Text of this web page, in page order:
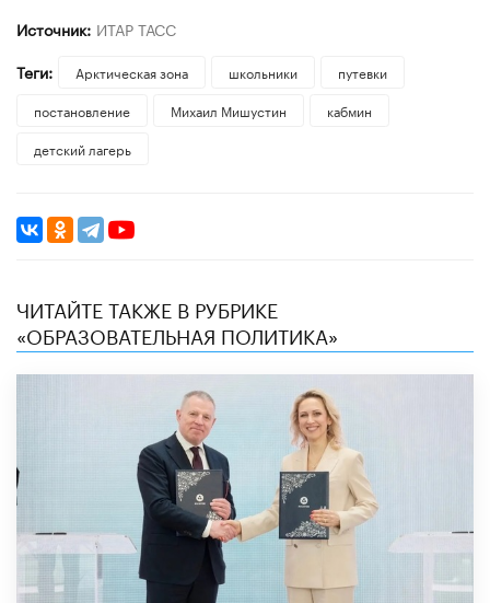
Источник: ИТАР ТАСС
Теги:
Арктическая зона школьники
путевки
постановление
Михаил Мишустин
кабмин
детский лагерь
ЧИТАЙТЕ ТАКЖЕ В РУБРИКЕ
«ОБРАЗОВАТЕЛЬНАЯ ПОЛИТИКА»